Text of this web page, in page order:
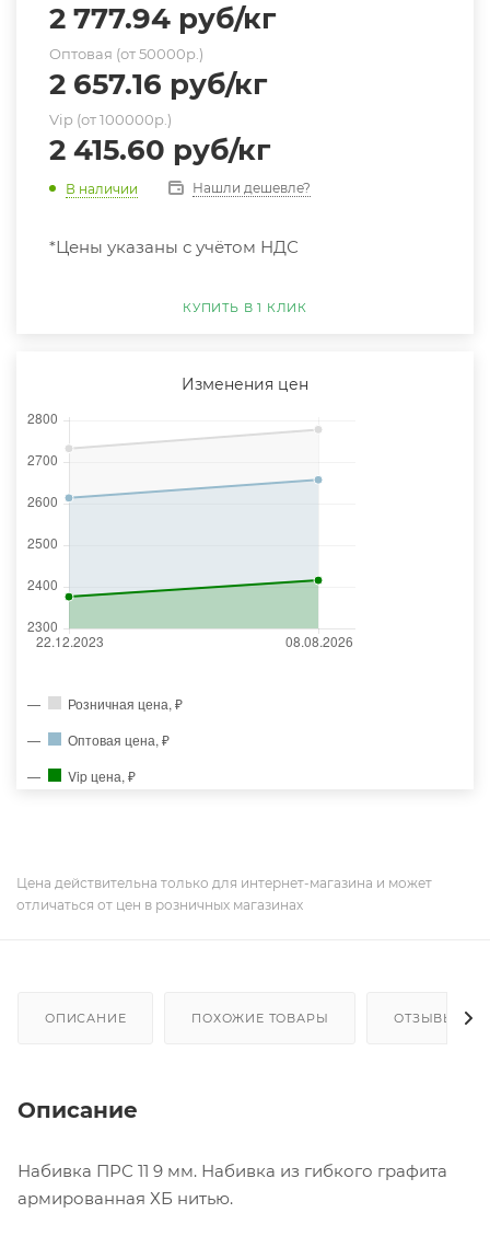
2 777.94 руб/кг
Оптовая (от 50000р.)
2 657.16 руб/кг
Vip (от 100000р.)
2 415.60 руб/кг
В наличии Нашли дешевле?
*Цены указаны с учётом НДС
КУПИТЬ В 1 КЛИК
Изменения цен
Розничная цена, ₽
Оптовая цена, ₽
Vip цена, ₽
Цена действительна только для интернет-магазина и может
отличаться от цен в розничных магазинах
ОПИСАНИЕ ПОХОЖИЕ ТОВАРЫ ОТЗЫВЫ
Описание
Набивка ПРС 11 9 мм. Набивка из гибкого графита
армированная ХБ нитью.